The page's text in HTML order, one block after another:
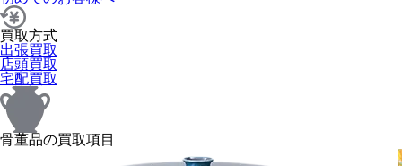
買取方式
出張買取
店頭買取
宅配買取
骨董品の買取項目